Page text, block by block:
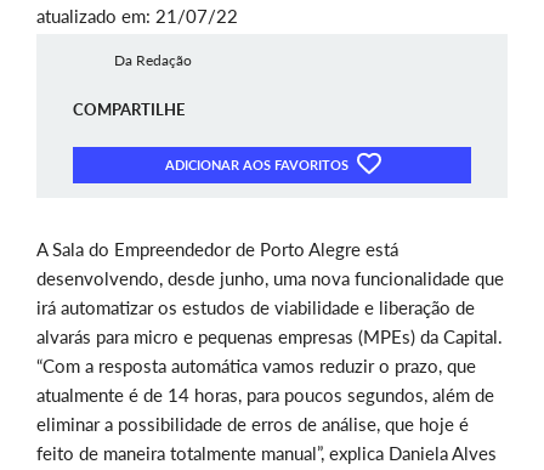
atualizado em: 21/07/22
Da Redação
COMPARTILHE
ADICIONAR AOS FAVORITOS
A Sala do Empreendedor de Porto Alegre está
desenvolvendo, desde junho, uma nova funcionalidade que
irá automatizar os estudos de viabilidade e liberação de
alvarás para micro e pequenas empresas (MPEs) da Capital.
“Com a resposta automática vamos reduzir o prazo, que
atualmente é de 14 horas, para poucos segundos, além de
eliminar a possibilidade de erros de análise, que hoje é
feito de maneira totalmente manual”, explica Daniela Alves